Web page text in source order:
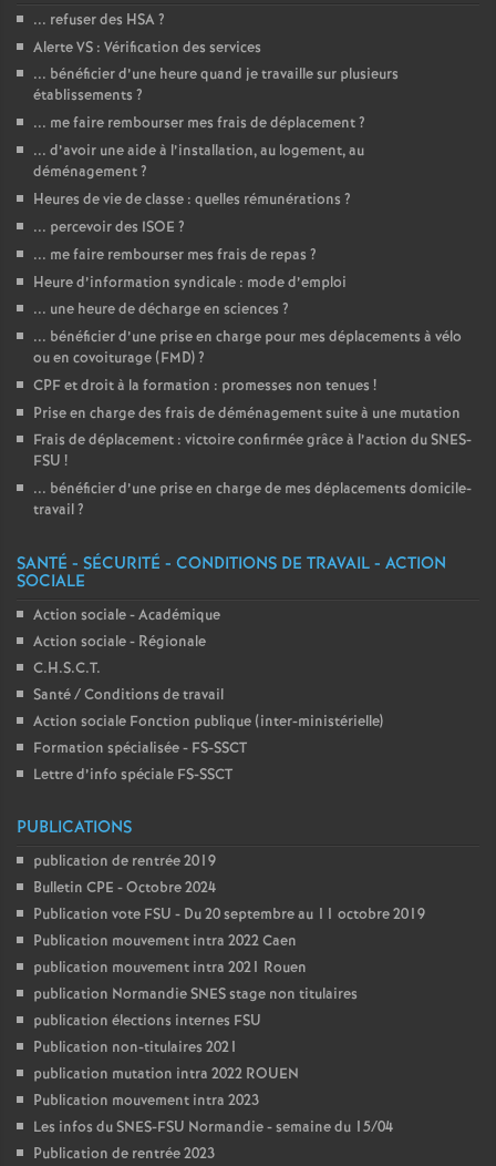
... refuser des HSA?
Alerte VS : Vérification des services
... bénéficier d’une heure quand je travaille sur plusieurs
établissements ?
... me faire rembourser mes frais de déplacement?
... d’avoir une aide à l’installation, au logement, au
déménagement?
Heures de vie de classe : quelles rémunérations ?
... percevoir des ISOE ?
... me faire rembourser mes frais de repas ?
Heure d’information syndicale : mode d’emploi
... une heure de décharge en sciences ?
... bénéficier d’une prise en charge pour mes déplacements à vélo
ou en covoiturage (FMD)?
CPF et droit à la formation : promesses non tenues !
Prise en charge des frais de déménagement suite à une mutation
Frais de déplacement : victoire confirmée grâce à l’action du SNES-
FSU !
... bénéficier d’une prise en charge de mes déplacements domicile-
travail?
SANTÉ - SÉCURITÉ - CONDITIONS DE TRAVAIL - ACTION
SOCIALE
Action sociale - Académique
Action sociale - Régionale
C.H.S.C.T.
Santé / Conditions de travail
Action sociale Fonction publique (inter-ministérielle)
Formation spécialisée - FS-SSCT
Lettre d’info spéciale FS-SSCT
PUBLICATIONS
publication de rentrée 2019
Bulletin CPE - Octobre 2024
Publication vote FSU - Du 20 septembre au 11 octobre 2019
Publication mouvement intra 2022 Caen
publication mouvement intra 2021 Rouen
publication Normandie SNES stage non titulaires
publication élections internes FSU
Publication non-titulaires 2021
publication mutation intra 2022 ROUEN
Publication mouvement intra 2023
Les infos du SNES-FSU Normandie - semaine du 15/04
Publication de rentrée 2023